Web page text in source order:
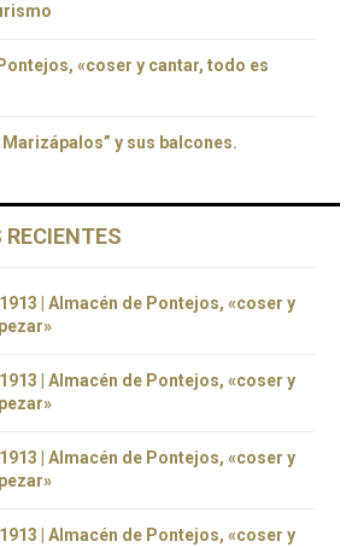
«coser y cantar, todo es
Marizápalos” y sus balcones.
1913 | Almacén de Pontejos, «coser y
1913 | Almacén de Pontejos, «coser y
1913 | Almacén de Pontejos, «coser y
1913 | Almacén de Pontejos, «coser y